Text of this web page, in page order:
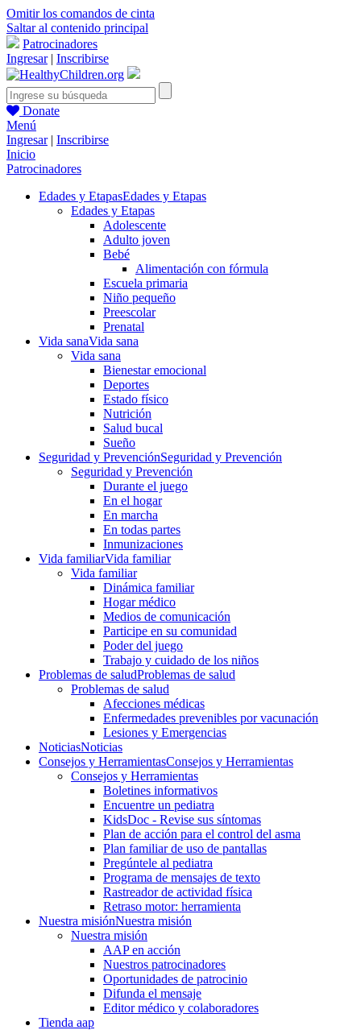
Omitir los comandos de cinta
Saltar al contenido principal
Patrocinadores
Ingresar| Inscribirse
Donate
Menú
Ingresar| Inscribirse
Inicio
Patrocinadores
Edades y EtapasEdades y Etapas
Edades y Etapas
Adolescente
Adulto joven
Bebé
Alimentación con fórmula
Escuela primaria
Niño pequeño
Preescolar
Prenatal
Vida sanaVida sana
Vida sana
Bienestar emocional
Deportes
Estado físico
Nutrición
Salud bucal
Sueño
Seguridad y PrevenciónSeguridad y Prevención
Seguridad y Prevención
Durante el juego
En el hogar
En marcha
En todas partes
Inmunizaciones
Vida familiarVida familiar
Vida familiar
Dinámica familiar
Hogar médico
Medios de comunicación
Participe en su comunidad
Poder del juego
Trabajo y cuidado de los niños
Problemas de saludProblemas de salud
Problemas de salud
Afecciones médicas
Enfermedades prevenibles por vacunación
Lesiones y Emergencias
NoticiasNoticias
Consejos y HerramientasConsejos y Herramientas
Consejos y Herramientas
Boletines informativos
Encuentre un pediatra
KidsDoc - Revise sus síntomas
Plan de acción para el control del asma
Plan familiar de uso de pantallas
Pregúntele al pediatra
Programa de mensajes de texto
Rastre​​ador de activida​d física
Retraso motor: herramienta
Nuestra misiónNuestra misión
Nuestra misión
AAP en acción
Nuestros patrocinadores
Oportunidades de patrocinio
Difunda el mensaje
Editor médico y colaboradores
Tienda aap